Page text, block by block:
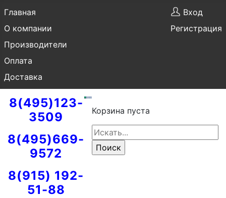
Главная
О компании
Производители
Оплата
Доставка
Вход
Регистрация
8(495)123-
3509
8(495)669-
9572
8(915) 192-
51-88
Корзина пуста